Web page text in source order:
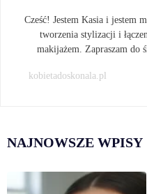
Cześć! Jestem Kasia i jestem
tworzenia stylizacji i
makijażem. Zapraszam do
kobietadoskonala.pl
NAJNOWSZE WPISY